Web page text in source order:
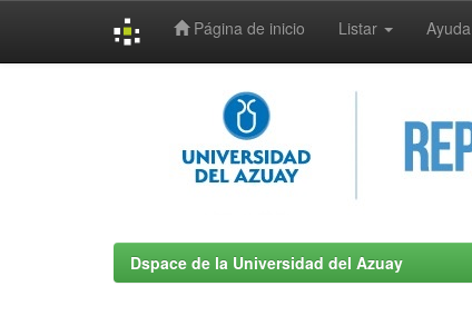
Página de inicio Listar Ayuda
Dspace de la Universidad del Azuay